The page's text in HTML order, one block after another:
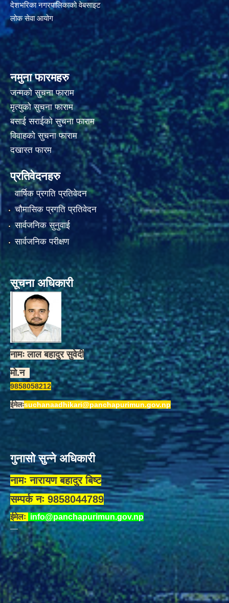
देशभरिका नगरपालिकाको वेबसाइट
लोक सेवा आयोग
नमुना फारमहरु
जन्मको सुचना फाराम
मृत्युको सुचना फाराम
बसाई सराईको सुचना फाराम
विवाहको सुचना फाराम
दखास्त फारम
प्रतिवेदनहरु
वार्षिक प्रगति प्रतिवेदन
चौमासिक प्रगति प्रतिवेदन
सार्वजनिक सुनुवाई
सार्वजनिक परीक्षण
सूचना अधिकारी
नामः लाल बहादुर सुवेदी
मो.न
9858058212
ईमेलःsuchanaadhikari@panchapurimun.gov.np
गुनासो सुन्ने अधिकारी
नामः नारायण बहादुर बिष्ट
सम्पर्क नः 9858044789
ईमेलः info@panchapurimun.gov.np